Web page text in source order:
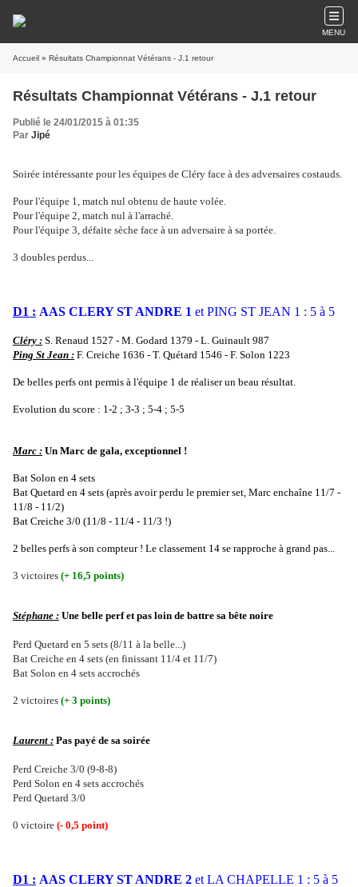
MENU
Accueil » Résultats Championnat Vétérans - J.1 retour
Résultats Championnat Vétérans - J.1 retour
Publié le 24/01/2015 à 01:35
Par Jipé
Soirée intéressante pour les équipes de Cléry face à des adversaires costauds.
Pour l'équipe 1, match nul obtenu de haute volée.
Pour l'équipe 2, match nul à l'arraché.
Pour l'équipe 3, défaite sèche face à un adversaire à sa portée.
3 doubles perdus...
D1 : AAS CLERY ST ANDRE 1 et PING ST JEAN 1 : 5 à 5
Cléry : S. Renaud 1527 - M. Godard 1379 - L. Guinault 987
Ping St Jean : F. Creiche 1636 - T. Quétard 1546 - F. Solon 1223
De belles perfs ont permis à l'équipe 1 de réaliser un beau résultat.
Evolution du score : 1-2 ; 3-3 ; 5-4 ; 5-5
Marc : Un Marc de gala, exceptionnel !
Bat Solon en 4 sets
Bat Quetard en 4 sets (après avoir perdu le premier set, Marc enchaîne 11/7 -
11/8 - 11/2)
Bat Creiche 3/0 (11/8 - 11/4 - 11/3 !)
2 belles perfs à son compteur ! Le classement 14 se rapproche à grand pas...
3 victoires (+ 16,5 points)
Stéphane : Une belle perf et pas loin de battre sa bête noire
Perd Quetard en 5 sets (8/11 à la belle...)
Bat Creiche en 4 sets (en finissant 11/4 et 11/7)
Bat Solon en 4 sets accrochés
2 victoires (+ 3 points)
Laurent : Pas payé de sa soirée
Perd Creiche 3/0 (9-8-8)
Perd Solon en 4 sets accrochés
Perd Quetard 3/0
0 victoire (- 0,5 point)
D1 : AAS CLERY ST ANDRE 2 et LA CHAPELLE 1 : 5 à 5